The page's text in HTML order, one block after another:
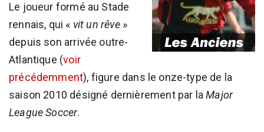
Le joueur formé au Stade
rennais, qui « vit un rêve»
depuis son arrivée outre-
Atlantique (voir
précédemment), figure dans le onze-type de la
saison 2010 désigné dernièrement par laMajor
League Soccer.